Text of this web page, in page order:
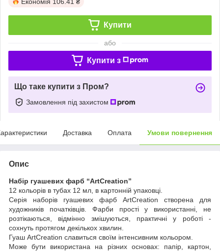
Купити
або
Купити з
Що таке купити з Пром?
Замовлення під захистом
Доставка Оплата Умови повернення
Опис
Набір гуашевих фарб “ArtCreation”
12 кольорів в тубах 12 мл, в картонній упаковці.
Cерія наборів гуашевих фарб ArtCreation створена для
художників початківців. Фарби прості у використанні, не
розтікаються, відмінно змішуються, практичні у роботі -
сохнуть протягом декількох хвилин.
Гуаш ArtCreation славиться своїм інтенсивним кольором.
Може бути використана на різних основах: папір, картон,